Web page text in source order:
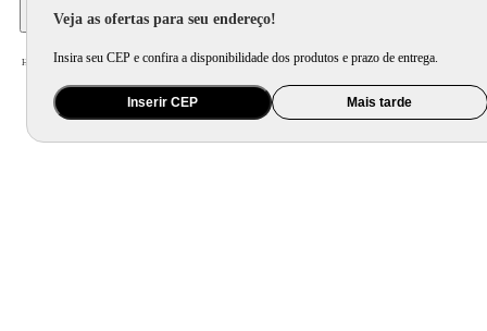
Veja as ofertas para seu endereço!
Insira seu CEP e confira a disponibilidade dos produtos e prazo de entrega.
Inserir CEP Mais tarde
Home Mercado / Bebida Bebida Não Alcoolica